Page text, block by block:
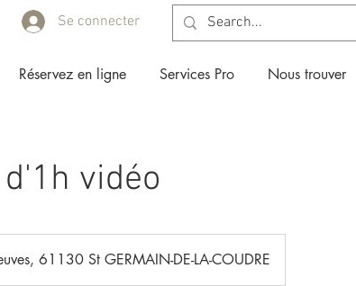
Se connecter
Réservez en ligne Services Pro Nous trouver
vidéo
61130 St GERMAIN-DE-LA-COUDRE